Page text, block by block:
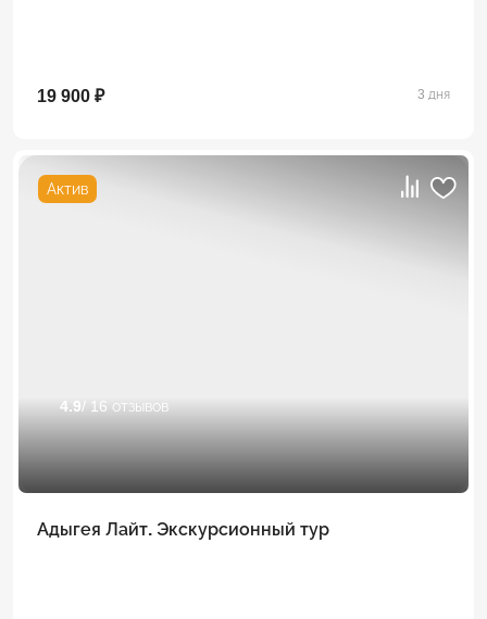
19 900 ₽ 3 дня
Актив
4.9 / 16 отзывов
Адыгея Лайт. Экскурсионный тур